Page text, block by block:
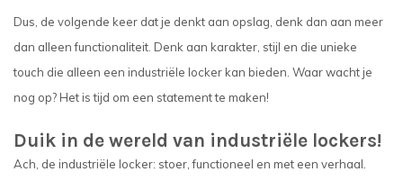
Dus, de volgende keer dat je denkt aan opslag, denk dan aan meer
dan alleen functionaliteit. Denk aan karakter, stijl en die unieke
touch die alleen een industriële locker kan bieden. Waar wacht je
nog op? Het is tijd om een statement te maken!
Duik in de wereld van industriële lockers!
Ach, de industriële locker: stoer, functioneel en met een verhaal.